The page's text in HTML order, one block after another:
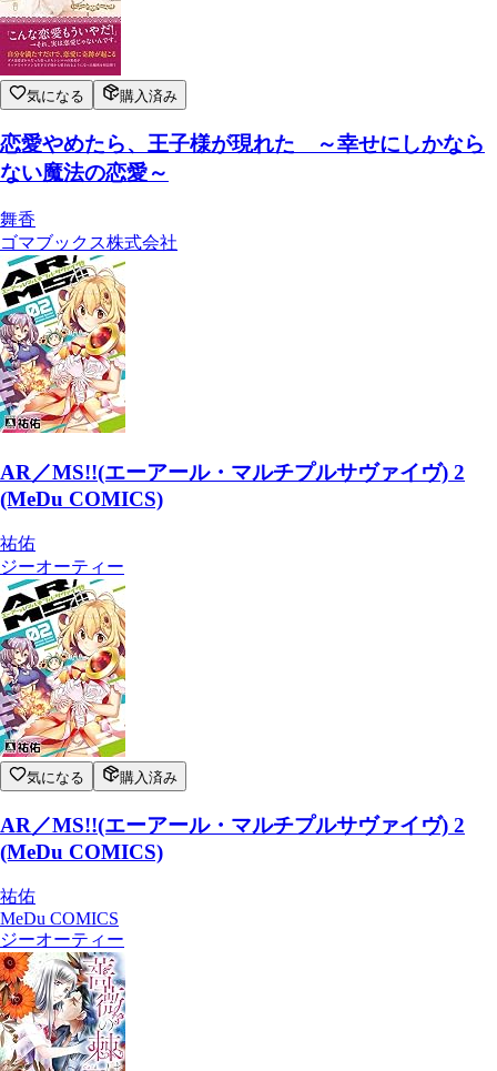
気になる 購入済み
恋愛やめたら、王子様が現れた ～幸せにしかなら
ない魔法の恋愛～
舞香
ゴマブックス株式会社
AR／MS!!(エーアール・マルチプルサヴァイヴ) 2
(MeDu COMICS)
祐佑
ジーオーティー
気になる 購入済み
AR／MS!!(エーアール・マルチプルサヴァイヴ) 2
(MeDu COMICS)
祐佑
MeDu COMICS
ジーオーティー